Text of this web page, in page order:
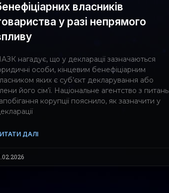
власників
у разі непрямого
нагадує, що у декларації зазначаються
особи, кінцевим бенефіціарним
яких є суб’єкт декларування або
його сім’ї. Національне агентство з питань
корупції пояснило, як зазначити у
ДАЛІ